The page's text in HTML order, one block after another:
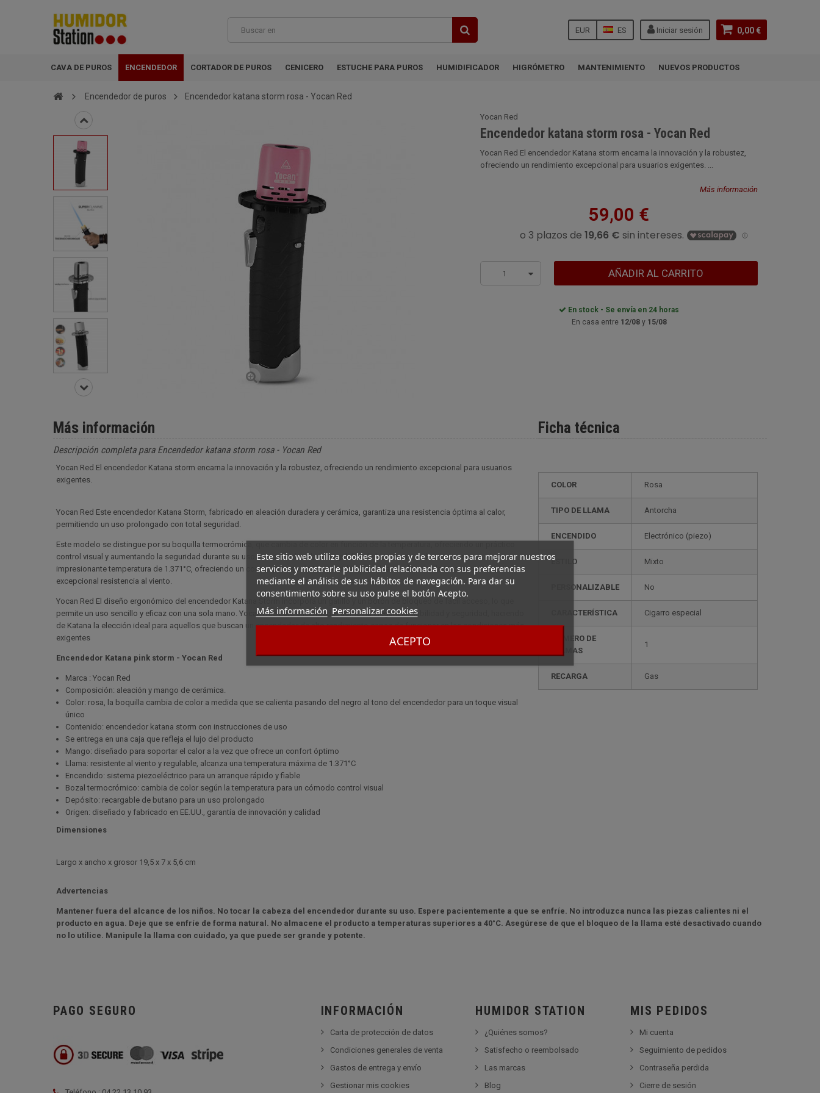
0,00 €
Iniciar sesión
ES
EUR
CAVA DE PUROS ENCENDEDOR CORTADOR DE PUROS CENICERO ESTUCHE PARA PUROS HUMIDIFICADOR HIGRÓMETRO MANTENIMIENTO NUEVOS PRODUCTOS
Este sitio web utiliza cookies propias y de terceros para mejorar nuestros
servicios y mostrarle publicidad relacionada con sus preferencias
mediante el análisis de sus hábitos de navegación. Para dar su
consentimiento sobre su uso pulse el botón Acepto.
Más información Personalizar cookies
ACEPTO
Encendedor de puros Encendedor katana storm rosa - Yocan Red
Yocan Red
Encendedor katana storm rosa - Yocan Red
Yocan Red El encendedor Katana storm encarna la innovación y la robustez,
ofreciendo un rendimiento excepcional para usuarios exigentes. ...
Más información
59,00 €
1 AÑADIR AL CARRITO
En stock - Se envía en 24 horas
En casa entre 12/08y 15/08
Ficha técnica
COLOR Rosa
TIPO DE LLAMA Antorcha
ENCENDIDO electrónico (piezo)
ESTILO mixto
PERSONALIZABLE no
CARACTERÍSTICA cigarro especial
LLAMAS
1
RECARGA gas
Más información
Descripción completa para Encendedor katana storm rosa - Yocan Red
Yocan Red El encendedor Katana storm encarna la innovación y la robustez, ofreciendo un rendimiento excepcional para usuarios
exigentes.
Yocan Red Este encendedor Katana Storm, fabricado en aleación duradera y cerámica, garantiza una resistencia óptima al calor,
permitiendo un uso prolongado con total seguridad.
Este modelo se distingue por su boquilla termocrómica, que cambia de color en función de la temperatura, ofreciendo un práctico
control visual y aumentando la seguridad durante su uso. Yocan Red La llama regulable de la Katana puede alcanzar una
impresionante temperatura de 1.371°C, ofreciendo un control preciso de la intensidad y un alcance de más de 30 cm, con una
excepcional resistencia al viento.
Yocan Red El diseño ergonómico del encendedor Katana Storm incorpora un gatillo y un botón de bloqueo de fácil acceso, lo que
permite un uso sencillo y eficaz con una sola mano. Yocan Red Este encendedor combina elegancia, fiabilidad y seguridad, haciendo
de Katana la elección ideal para aquellos que buscan un encendedor de alto rendimiento capaz de funcionar en las condiciones más
exigentes
Encendedor Katana pink storm - Yocan Red
Marca : Yocan Red
Composición: aleación y mango de cerámica.
Color: rosa, la boquilla cambia de color a medida que se calienta pasando del negro al tono del encendedor para un toque visual
único
Contenido: encendedor katana storm con instrucciones de uso
Se entrega en una caja que refleja el lujo del producto
Mango: diseñado para soportar el calor a la vez que ofrece un confort óptimo
Llama: resistente al viento y regulable, alcanza una temperatura máxima de 1.371°C
Encendido: sistema piezoeléctrico para un arranque rápido y fiable
Bozal termocrómico: cambia de color según la temperatura para un cómodo control visual
Depósito: recargable de butano para un uso prolongado
Origen: diseñado y fabricado en EE.UU., garantía de innovación y calidad
Dimensiones
Largo x ancho x grosor 19,5 x 7 x 5,6 cm
Advertencias
Mantener fuera del alcance de los niños. No tocar la cabeza del encendedor durante su uso. Espere pacientemente a que se enfríe. No introduzca nunca las piezas calientes ni el
producto en agua. Deje que se enfríe de forma natural. No almacene el producto a temperaturas superiores a 40°C. Asegúrese de que el bloqueo de la llama esté desactivado cuando
no lo utilice. Manipule la llama con cuidado, ya que puede ser grande y potente.
PAGO SEGURO INFORMACIÓN
Carta de protección de datos
Condiciones generales de venta
Gastos de entrega y envío
Gestionar mis cookies
HUMIDOR STATION
¿Quiénes somos?
Satisfecho o reembolsado
Las marcas
Blog
MIS PEDIDOS
Mi cuenta
Seguimiento de pedidos
Contraseña perdida
Cierre de sesión